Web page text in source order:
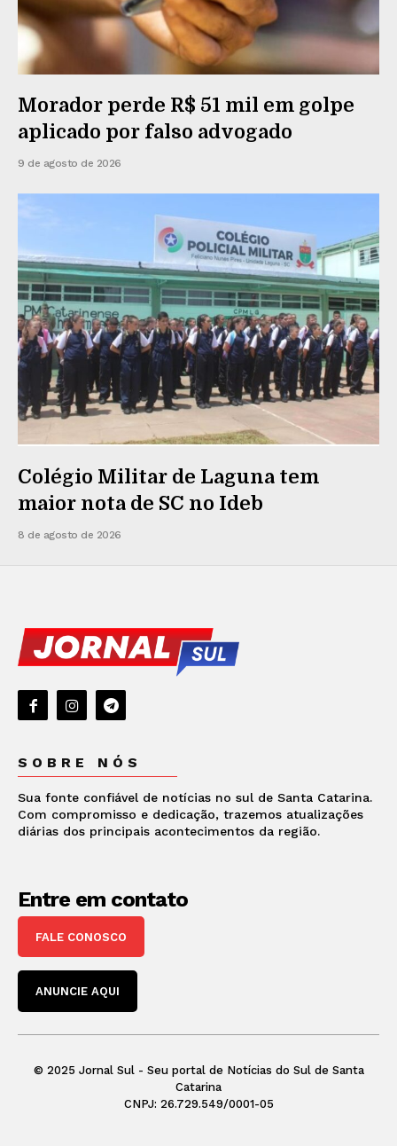
Morador perde R$ 51 mil em golpe
aplicado por falso advogado
9 de agosto de 2026
Colégio Militar de Laguna tem
maior nota de SC no Ideb
8 de agosto de 2026
SOBRE NÓS
Sua fonte confiável de notícias no sul de Santa Catarina.
Com compromisso e dedicação, trazemos atualizações
diárias dos principais acontecimentos da região.
Entre em contato
FALE CONOSCO
ANUNCIE AQUI
© 2025 Jornal Sul - Seu portal de Notícias do Sul de Santa
Catarina
CNPJ: 26.729.549/0001-05